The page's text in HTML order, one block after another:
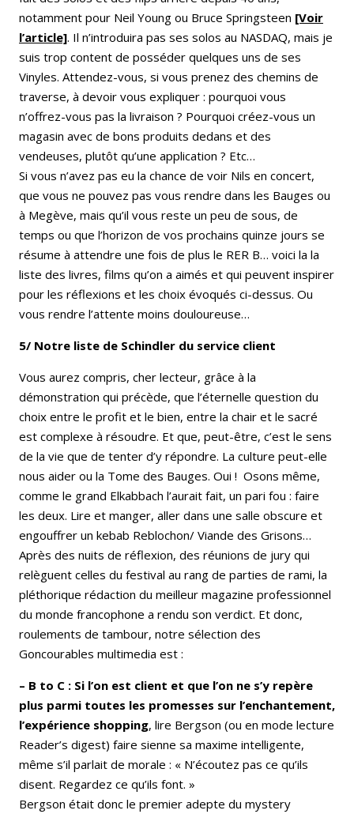
notamment pour Neil Young ou Bruce Springsteen [Voir
l’article]. Il n’introduira pas ses solos au NASDAQ, mais je
suis trop content de posséder quelques uns de ses
Vinyles. Attendez-vous, si vous prenez des chemins de
traverse, à devoir vous expliquer : pourquoi vous
n’offrez-vous pas la livraison ? Pourquoi créez-vous un
magasin avec de bons produits dedans et des
vendeuses, plutôt qu’une application ? Etc…
Si vous n’avez pas eu la chance de voir Nils en concert,
que vous ne pouvez pas vous rendre dans les Bauges ou
à Megève, mais qu’il vous reste un peu de sous, de
temps ou que l’horizon de vos prochains quinze jours se
résume à attendre une fois de plus le RER B… voici la la
liste des livres, films qu’on a aimés et qui peuvent inspirer
pour les réflexions et les choix évoqués ci-dessus. Ou
vous rendre l’attente moins douloureuse…
5/ Notre liste de Schindler du service client
Vous aurez compris, cher lecteur, grâce à la
démonstration qui précède, que l’éternelle question du
choix entre le profit et le bien, entre la chair et le sacré
est complexe à résoudre. Et que, peut-être, c’est le sens
de la vie que de tenter d’y répondre. La culture peut-elle
nous aider ou la Tome des Bauges. Oui ! Osons même,
comme le grand Elkabbach l’aurait fait, un pari fou : faire
les deux. Lire et manger, aller dans une salle obscure et
engouffrer un kebab Reblochon/ Viande des Grisons…
Après des nuits de réflexion, des réunions de jury qui
relèguent celles du festival au rang de parties de rami, la
pléthorique rédaction du meilleur magazine professionnel
du monde francophone a rendu son verdict. Et donc,
roulements de tambour, notre sélection des
Goncourables multimedia est :
– B to C : Si l’on est client et que l’on ne s’y repère
plus parmi toutes les promesses sur l’enchantement,
l’expérience shopping, lire Bergson (ou en mode lecture
Reader’s digest) faire sienne sa maxime intelligente,
même s’il parlait de morale : « N’écoutez pas ce qu’ils
disent. Regardez ce qu’ils font. »
Bergson était donc le premier adepte du mystery